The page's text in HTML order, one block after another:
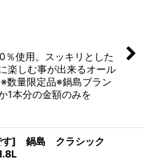
％使用。スッキリとした
楽しむ事が出来るオール
数量限定品※鍋島ブラン
1本分の金額のみを
す] 鍋島 クラシック